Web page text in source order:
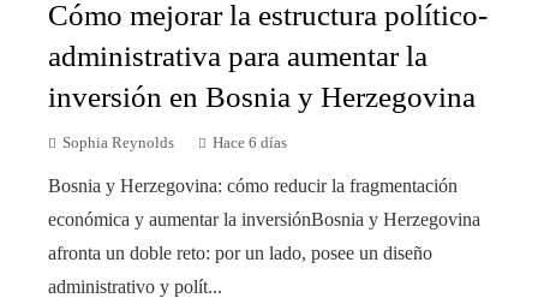
Cómo mejorar la estructura político-
administrativa para aumentar la
inversión en Bosnia y Herzegovina
Sophia Reynolds Hace 6 días
Bosnia y Herzegovina: cómo reducir la fragmentación
económica y aumentar la inversiónBosnia y Herzegovina
afronta un doble reto: por un lado, posee un diseño
administrativo y polít...